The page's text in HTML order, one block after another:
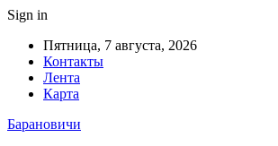
Sign in
Пятница, 7 августа, 2026
Контакты
Лента
Карта
Барановичи